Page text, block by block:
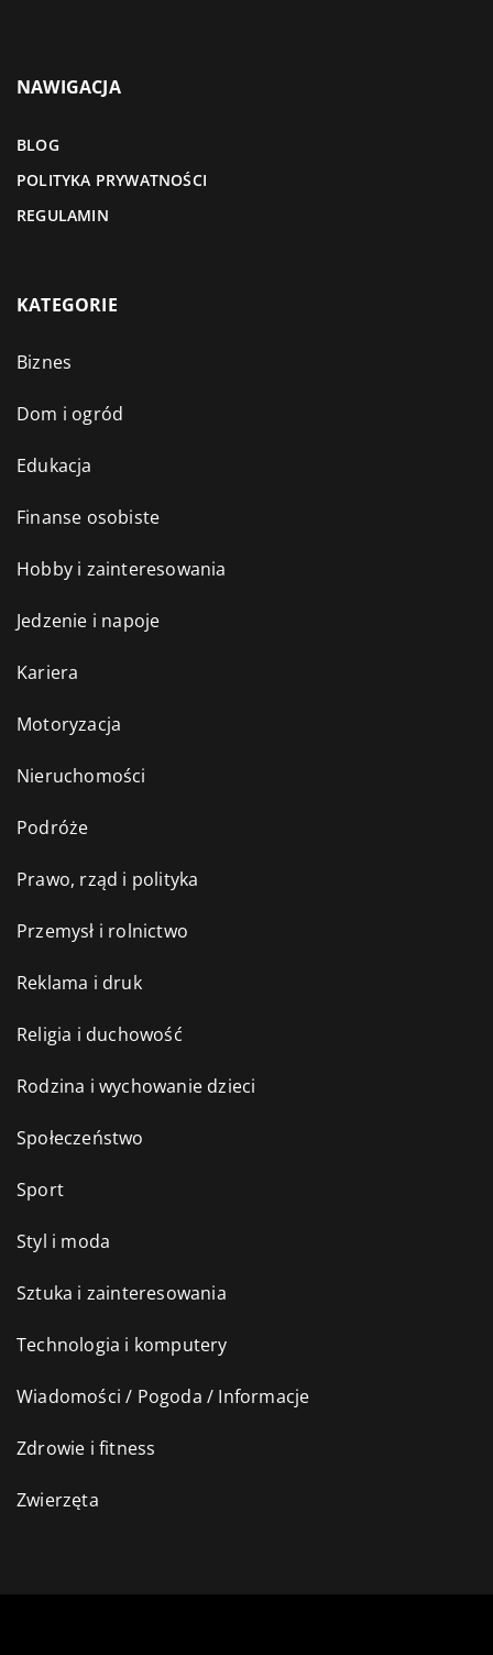
NAWIGACJA
BLOG
POLITYKA PRYWATNOŚCI
REGULAMIN
KATEGORIE
Biznes
Dom i ogród
Edukacja
Finanse osobiste
Hobby i zainteresowania
Jedzenie i napoje
Kariera
Motoryzacja
Nieruchomości
Podróże
Prawo, rząd i polityka
Przemysł i rolnictwo
Reklama i druk
Religia i duchowość
Rodzina i wychowanie dzieci
Społeczeństwo
Sport
Styl i moda
Sztuka i zainteresowania
Technologia i komputery
Wiadomości / Pogoda / Informacje
Zdrowie i fitness
Zwierzęta